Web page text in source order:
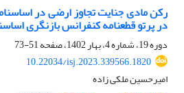
رکن مادی جنایت تجاوز ارضی در
در پرتو قطعنامه کنفرانس بازنگری
دوره 19، شماره 4، بهار 1402، صفحه
51-73
10.22034/isj.2023.339566.1820
امیرحسین ملکی زاده